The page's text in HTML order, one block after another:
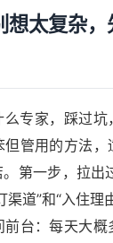
想太复杂
专家，踩过坑
管用的方法
第一步，拉出
渠道”和“入住理
台：每天大概